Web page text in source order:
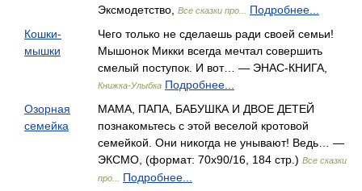
Эксмодетство,
Все сказки про...
Подробнее...
Кошки-
мышки
Чего только не сделаешь ради своей семьи!
Мышонок Микки всегда мечтал совершить
смелый поступок. И вот… — ЭНАС-КНИГА,
Книжка-Улыбка Подробнее...
Озорная
семейка
МАМА, ПАПА, БАБУШКА И ДВОЕ ДЕТЕЙ
познакомьтесь с этой веселой кротовой
семейкой. Они никогда не унывают! Ведь… —
ЭКСМО, (формат: 70x90/16, 184 стр.) Все сказки
про...
Подробнее...